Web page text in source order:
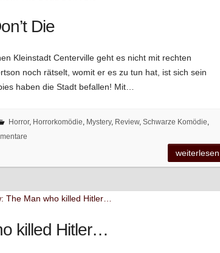
Die
Kleinstadt Centerville geht es nicht mit rechten
noch rätselt, womit er es zu tun hat, ist sich sein
haben die Stadt befallen! Mit…
Horror, Horrorkomödie, Mystery, Review, Schwarze Komödie,
weiterlesen
killed Hitler…